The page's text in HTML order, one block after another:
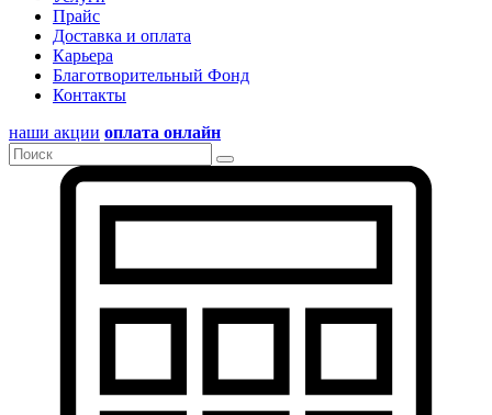
Прайс
Доставка и оплата
Карьера
Благотворительный Фонд
Контакты
наши акции оплата онлайн